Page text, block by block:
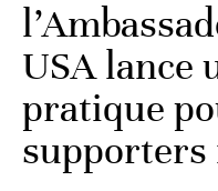
USA lance
pratique
supporters